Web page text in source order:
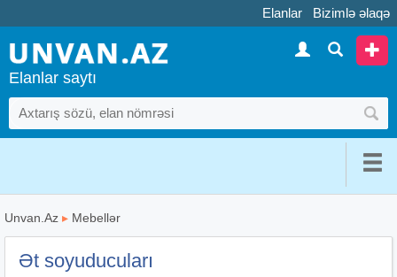
Elanlar Bizimlə əlaqə
Elanlar saytı
Unvan.Az ▸ Mebellər
Ət soyuducuları